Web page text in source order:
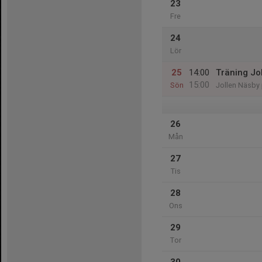
23
Fre
24
Lör
25
Sön
14:00
15:00
Träning
Jollen Näsby
26
Mån
27
Tis
28
Ons
29
Tor